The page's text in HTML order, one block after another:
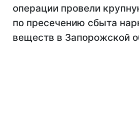
операции провели
по пресечению сбыта
веществ в Запорожской